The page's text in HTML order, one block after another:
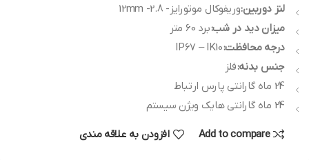
لنز دوربین:وریفوکال موتورایز- 2.8- 12mm
میزان دید در شب:برد 60 متر
درجه محافظت:
جنس بدنه:فلز
24 ماه گارانتی پارس ارتباط
24 ماه گارانتی هایک ویژن سیستم
Add to compare افزودن به علاقه مندی